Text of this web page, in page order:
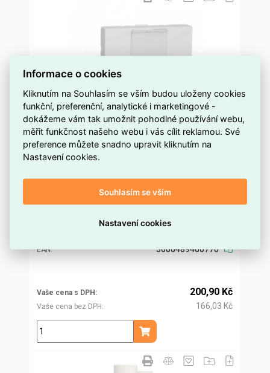
Datová zásuvka NOVÁ UNICA 1xRJ45 Kat.5e
více než 200 ks
Značka
Schneider
EAN
3606489466770
Vaše cena s DPH
Vaše cena bez DPH
200,90 Kč
166,03 Kč
ks
Přidat do košíku
Informace o cookies
Kliknutím na Souhlasím se vším budou uloženy cookies
funkční, preferenční, analytické i marketingové -
dokážeme vám tak umožnit pohodlné používání webu,
měřit funkčnost našeho webu i vás cílit reklamou. Své
preference můžete snadno upravit kliknutím na
Nastavení cookies.
Souhlasím se vším
Nastavení cookies